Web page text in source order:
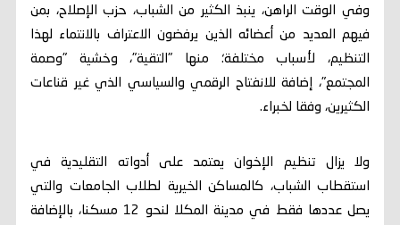
وفي الوقت الراهن، ينبذ الكثير من الشباب، حزب الإصلاح، بمن
فيهم العديد من أعضائه الذين يرفضون الاعتراف بالانتماء لهذا
التنظيم، لأسباب مختلفة؛ منها "التقية"، وخشية "وصمة
المجتمع"، إضافة للانفتاح الرقمي والسياسي الذي غير قناعات
الكثيرين، وفقا لخبراء.
ولا يزال تنظيم الإخوان يعتمد على أدواته التقليدية في
استقطاب الشباب، كالمساكن الخيرية لطلاب الجامعات والتي
يصل عددها فقط في مدينة المكلا لنحو 12 مسكنا، بالإضافة